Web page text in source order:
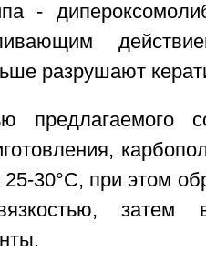
-
разрушают
предлагаемого
30°С, при этом